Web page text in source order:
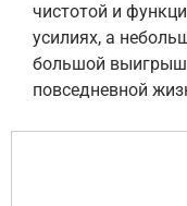
чистотой и
усилиях, а
большой выигрыш
повседневной